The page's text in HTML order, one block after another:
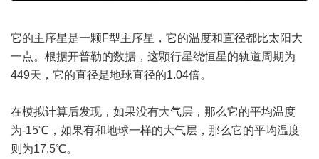
它的主序星是一颗F型主序星，它的温度和直径都比太阳大
一点。根据开普勒的数据，这颗行星绕恒星的轨道周期为
449天，它的直径是地球直径的1.04倍。
在模拟计算后发现，如果没有大气层，那么它的平均温度
为-15℃，如果有和地球一样的大气层，那么它的平均温度
则为17.5℃。